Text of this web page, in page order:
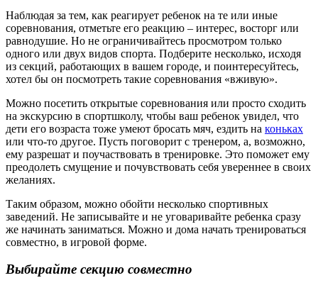
Наблюдая за тем, как реагирует ребенок на те или иные
соревнования, отметьте его реакцию – интерес, восторг или
равнодушие. Но не ограничивайтесь просмотром только
одного или двух видов спорта. Подберите несколько, исходя
из секций, работающих в вашем городе, и поинтересуйтесь,
хотел бы он посмотреть такие соревнования «вживую».
Можно посетить открытые соревнования или просто сходить
на экскурсию в спортшколу, чтобы ваш ребенок увидел, что
дети его возраста тоже умеют бросать мяч, ездить на коньках
или что-то другое. Пусть поговорит с тренером, а, возможно,
ему разрешат и поучаствовать в тренировке. Это поможет ему
преодолеть смущение и почувствовать себя увереннее в своих
желаниях.
Таким образом, можно обойти несколько спортивных
заведений. Не записывайте и не уговаривайте ребенка сразу
же начинать заниматься. Можно и дома начать тренироваться
совместно, в игровой форме.
Выбирайте секцию совместно